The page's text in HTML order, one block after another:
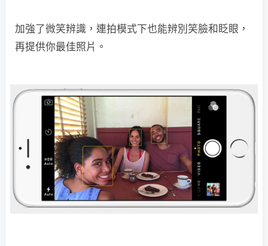
加強了微笑辨識，連拍模式下也能辨別笑臉和眨眼，
再提供你最佳照片。